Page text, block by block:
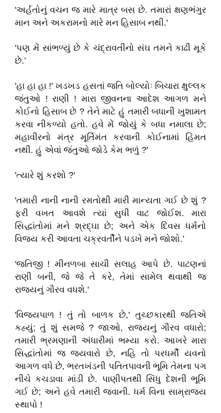
'અર્હતોનું વચન જ મારે માત્ર બસ છે. તમારાં ક્ષણભંગુર
માન અને અકરામનો મારે મન હિસાબ નથી.'
'પણ મેં સાંભળ્યું છે કે ચંદ્રાવતીનો સંઘ તમને કાઢી મૂકે
છે.’
'હા હા હા !' ખડખડ હસતાં જતિ બોલ્યોઃ બિચારા ક્ષુલ્લક
જંતુઓ ! રાણી ! મારા જીવનના આદેશ આગળ મને
કોઈનો હિસાબ છે ? તેને માટે હું તમારી બધાની ખુશામત
કરવા નીકળ્યો હતો. હવે મેં જોયું કે બધા નમાલા છે;
મહાવીરનો મંત્ર મૂર્તિમંત કરવાની કોઈનામાં હિંમત
નથી. હું એવાં જંતુઓ જોડે કેમ ભળું ?'
'ત્યારે શું કરશો ?'
'તમારી નાની નાની રમતોથી મારી માન્યતા ગઈ છે શું ?
ફરી વખત આવશે ત્યાં સુધી વાટ જોઈશ. મારા
સિદ્ધાંતોમાં મને શ્રદ્ઘા છે; અને એક દિવસ ધર્મનો
વિજય કરી આવતા ચક્રવર્તીને પડખે મને જોશો.’
'જતિજી ! મીનળબા સાચી સલાહ આપે છે. પાટણનાં
રાણી બની, જે જે તે કરે, તેમાં સામેલ થવાથી જ
રાજ્યનું ગૌરવ વધશે.'
'વિજયપાળ ! તું તો બાળક છે,' તુચ્છકારથી જતિએ
કહ્યું; તું શું સમજે ? જાઓ, રાજ્યનું ગૌરવ વધારો;
તમારી ભ્રમણાની અંધારીમાં ભમ્યા કરો. આખરે મારા
સિદ્ધાંતોમાં જ જયવારો છે, નહિ તો પરધર્મી યવનો
આગળ વધે છે, ભરતખંડની પતિતપાવની ભૂમિ તેમના પગ
નીચે કચડાવા માંડી છે. પાણીપતથી સિંધુ દેશની ભૂમિ
ગઈ છે; અને હવે તમારી જવાની. ધર્મ વિના સામ્રાજ્ય
સ્થાપો !